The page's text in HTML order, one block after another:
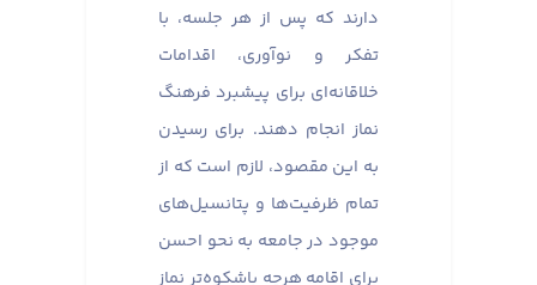
دارند که پس از هر جلسه، با
تفکر و نوآوری، اقدامات
خلاقانه‌ای برای پیشبرد فرهنگ
نماز انجام دهند. برای رسیدن
به این مقصود، لازم است که از
تمام ظرفیت‌ها و پتانسیل‌های
موجود در جامعه به نحو احسن
برای اقامه هرچه باشکوه‌تر نماز